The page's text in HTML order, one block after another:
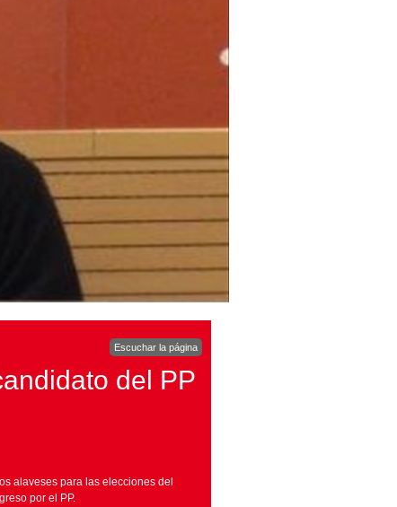
Escuchar la página
del PP
alaveses para las elecciones del
por el PP.